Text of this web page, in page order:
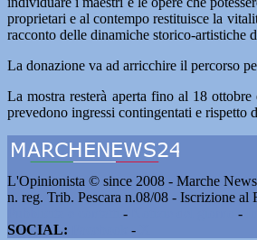
proprietari e al contempo restituisce la
racconto delle dinamiche storico-artistiche
La donazione va ad arricchire il percorso
La mostra resterà aperta fino al 18
prevedono ingressi contingentati e rispetto
L'Opinionista © since 2008 - Marche
n. reg. Trib. Pescara n.08/08 - Iscrizione
- -
SOCIAL:
-